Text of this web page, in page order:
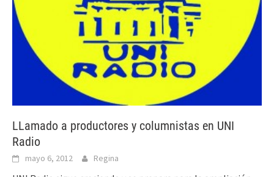
LLamado a productores y columnistas en UNI
Radio
mayo 6, 2012 Regina